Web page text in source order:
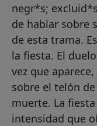
negr*s;
de hablar sobre
de esta trama.
la fiesta. El
vez que
sobre el telón
muerte. La
intensidad que